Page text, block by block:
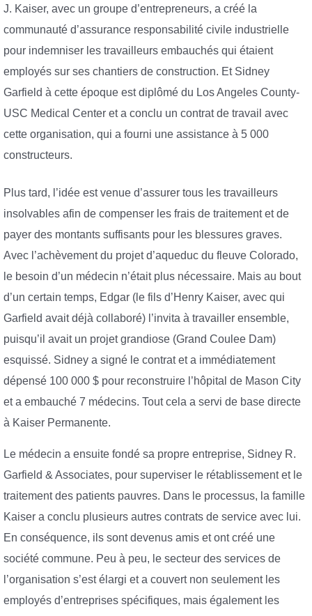
J. Kaiser, avec un groupe d’entrepreneurs, a créé la
communauté d’assurance responsabilité civile industrielle
pour indemniser les travailleurs embauchés qui étaient
employés sur ses chantiers de construction. Et Sidney
Garfield à cette époque est diplômé du Los Angeles County-
USC Medical Center et a conclu un contrat de travail avec
cette organisation, qui a fourni une assistance à 5 000
constructeurs.
Plus tard, l’idée est venue d’assurer tous les travailleurs
insolvables afin de compenser les frais de traitement et de
payer des montants suffisants pour les blessures graves.
Avec l’achèvement du projet d’aqueduc du fleuve Colorado,
le besoin d’un médecin n’était plus nécessaire. Mais au bout
d’un certain temps, Edgar (le fils d’Henry Kaiser, avec qui
Garfield avait déjà collaboré) l’invita à travailler ensemble,
puisqu’il avait un projet grandiose (Grand Coulee Dam)
esquissé. Sidney a signé le contrat et a immédiatement
dépensé 100 000 $ pour reconstruire l’hôpital de Mason City
et a embauché 7 médecins. Tout cela a servi de base directe
à Kaiser Permanente.
Le médecin a ensuite fondé sa propre entreprise, Sidney R.
Garfield & Associates, pour superviser le rétablissement et le
traitement des patients pauvres. Dans le processus, la famille
Kaiser a conclu plusieurs autres contrats de service avec lui.
En conséquence, ils sont devenus amis et ont créé une
société commune. Peu à peu, le secteur des services de
l’organisation s’est élargi et a couvert non seulement les
employés d’entreprises spécifiques, mais également les